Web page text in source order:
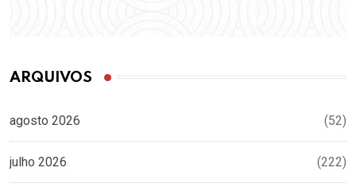
ARQUIVOS
agosto 2026 (52)
julho 2026 (222)